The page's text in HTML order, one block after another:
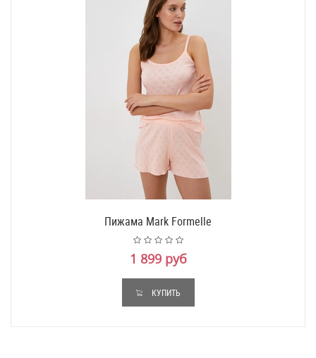
Пижама Mark Formelle
1 899 руб
КУПИТЬ